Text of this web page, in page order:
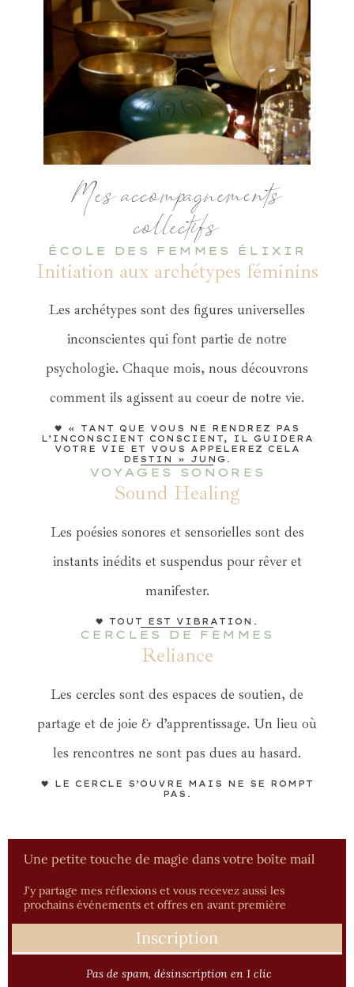
Mes accompagnements
collectifs
ÉCOLE DES FEMMES ÉLIXIR
Initiation aux archétypes féminins
Les archétypes sont des figures universelles
inconscientes qui font partie de notre
psychologie. Chaque mois, nous découvrons
comment ils agissent au coeur de notre vie.
🖤 « TANT QUE VOUS NE RENDREZ PAS
L’INCONSCIENT CONSCIENT, IL GUIDERA
VOTRE VIE ET VOUS APPELEREZ CELA
DESTIN » JUNG.
VOYAGES SONORES
Sound Healing
Les poésies sonores et sensorielles sont des
instants inédits et suspendus pour rêver et
manifester.
🖤 TOUT EST VIBRATION.
CERCLES DE FEMMES
Reliance
Les cercles sont des espaces de soutien, de
partage et de joie & d’apprentissage. Un lieu où
les rencontres ne sont pas dues au hasard.
🖤 LE CERCLE S’OUVRE MAIS NE SE ROMPT
PAS.